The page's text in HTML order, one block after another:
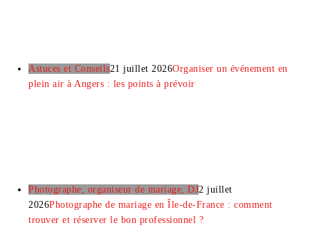
Astuces et Conseils21 juillet 2026Organiser un événement en
plein air à Angers : les points à prévoir
Photographe, organiseur de mariage, DJ2 juillet
2026Photographe de mariage en Île-de-France : comment
trouver et réserver le bon professionnel ?